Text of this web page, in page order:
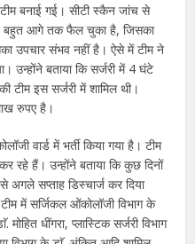
बनाई गई। सीटी स्कैन जांच से
बहुत आगे तक फैल चुका है, जिसका
उपचार संभव नहीं है। ऐसे में टीम ने
उन्होंने बताया कि सर्जरी में 4 घंटे
टीम इस सर्जरी में शामिल थी।
रुपए है।
वार्ड में भर्ती किया गया है। टीम
रहे हैं। उन्होंने बताया कि कुछ दिनों
अगले सप्ताह डिस्चार्ज कर दिया
में सर्जिकल ओंकोलॉजी विभाग के
धींगरा, प्लास्टिक सर्जरी विभाग